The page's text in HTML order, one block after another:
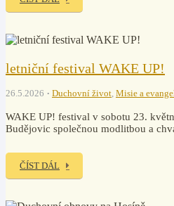
letniční festival WAKE UP!
26.5.2026 Duchovní život, Misie a
WAKE UP! festival v sobotu 23.
Budějovic společnou modlitbou a
ČÍST DÁL